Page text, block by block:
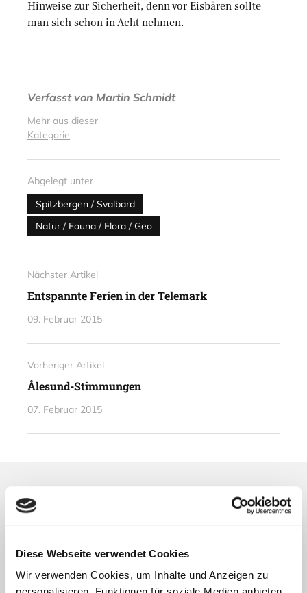
Diese Webseite verwendet Cookies
Wir verwenden Cookies, um Inhalte und Anzeigen zu
Hinweise zur Sicherheit, denn vor Eisbären sollte
man sich schon in Acht nehmen.
Verfasst von Martin Schmidt
Mehr aus dieser
Kategorie
Abgelegt unter
Spitzbergen / Svalbard
Natur / Fauna / Flora / Geo
Nächster Artikel
Entspannte Ferien in der Telemark
09. Februar 2015
Vorheriger Artikel
Ålesund-Stimmungen
07. Februar 2015
Lesetipps
UNSERE EMPFEHLUNGEN